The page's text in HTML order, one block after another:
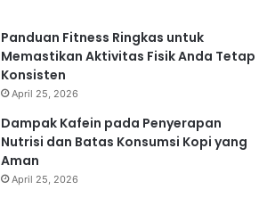
Panduan Fitness Ringkas untuk
Memastikan Aktivitas Fisik Anda Tetap
Konsisten
April 25, 2026
Dampak Kafein pada Penyerapan
Nutrisi dan Batas Konsumsi Kopi yang
Aman
April 25, 2026